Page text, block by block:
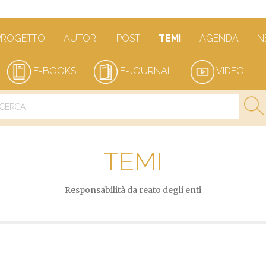
AUTORI POST TEMI AGENDA
E-BOOKS E-JOURNAL VIDEO
TEMI
Responsabilità da reato degli enti